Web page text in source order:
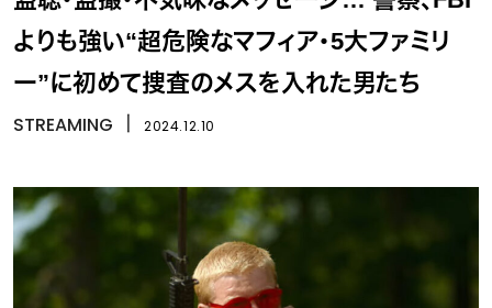
よりも強い“超危険なマフィア・5大ファミリ
ー”に初めて捜査のメスを入れた男たち
STREAMING 2024.12.10